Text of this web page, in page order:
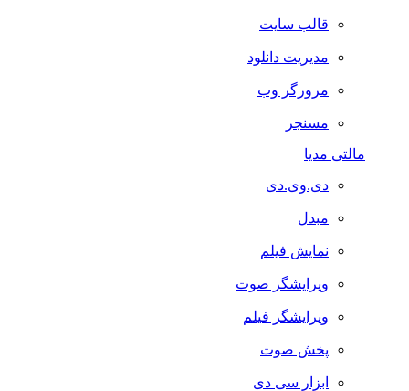
قالب سایت
مدیریت دانلود
مرورگر وب
مسنجر
مالتی مدیا
دی.وی.دی
مبدل
نمایش فیلم
ویرایشگر صوت
ویرایشگر فیلم
پخش صوت
ابزار سی دی